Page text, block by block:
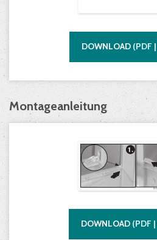
DOWNLOAD (PDF |
Montageanleitung
DOWNLOAD (PDF |